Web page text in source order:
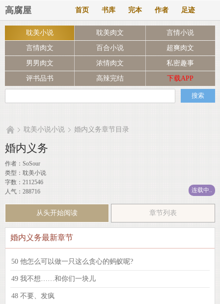
高腐屋 首页 书库 完本 作者 足迹
耽美小说 耽美肉文 言情小说
言情肉文 百合小说 超爽肉文
男男肉文 浓情肉文 私密趣事
评书品书 高辣完结 下载APP
耽美小说小说 婚内义务章节目录
婚内义务
作者： SoSour
类型：耽美小说
字数：2112546
人气：288716
连载中..
从头开始阅读 章节列表
婚内义务最新章节
50 他怎么可以做一只这么贪心的蚂蚁呢?
49 我不想……和你们一块儿
48 不要、发疯